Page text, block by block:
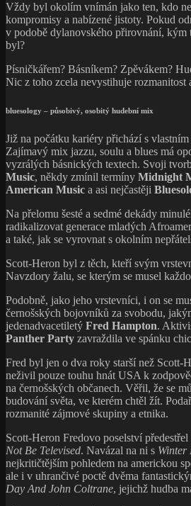
Vždy byl okolím vnímán jako ten, kdo
kompromisy a nabízené jistoty. Pokud
v podobě dylanovského přirovnání, kým
byl?
Písničkářem? Básníkem? Zpěvákem?
Nic z toho zcela nevystihuje rozmanitost
bluesology – působivý, osobitý hudební mix
Již na počátku kariéry přichází s
Zajímavý mix jazzu, soulu a blues má
vyzrálých básnických textech. Svoji
Music, někdy zmínil termíny Midnight
American Music a asi nejčastěji
Na přelomu šesté a sedmé dekády
radikalizovat generace mladých
a také, jak se vyrovnat s okolním
Scott-Heron byl z těch, kteří svým
Navzdory žalu, se kterým se musel
Podobně, jako jeho vrstevníci, i on se
černošských bojovníků za svobodu,
jedenadvacetiletý Fred Hampton.
Panther Party zavraždila ve spánku
Fred byl jen o dva roky starší než Scott-
neživil pouze touhu hnát USA k
na černošských občanech. Věřil, že se
budování světa, ve kterém chtěl žít.
rozmanité zájmové skupiny a etnika.
Scott-Heron Fredovo poselství
Not Be Televised. Navázal na ni s Winter
nejkritičtějším pohledem na americkou
ale i v uhrančivé poctě dvěma
Day And John Coltrane, jejichž hudba